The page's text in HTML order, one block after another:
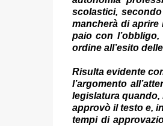
scolastici,
mancherà di aprire
paio con
ordine all’esito
Risulta evidente
l’argomento
legislatura quando,
approvò il testo e,
tempi di